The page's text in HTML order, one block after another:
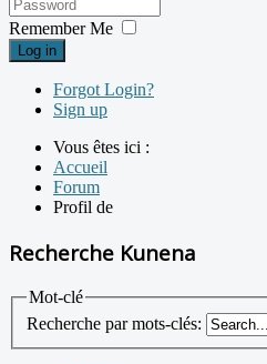
Remember Me
Log in
Forgot Login?
Sign up
Vous êtes ici :
Accueil
Forum
Profil de
Recherche Kunena
Mot-clé
Recherche par mots-clés: